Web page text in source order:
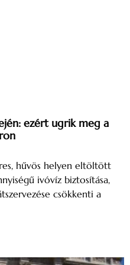
ezért ugrik meg a
hűvös helyen eltöltött
ivóvíz biztosítása,
csökkenti a